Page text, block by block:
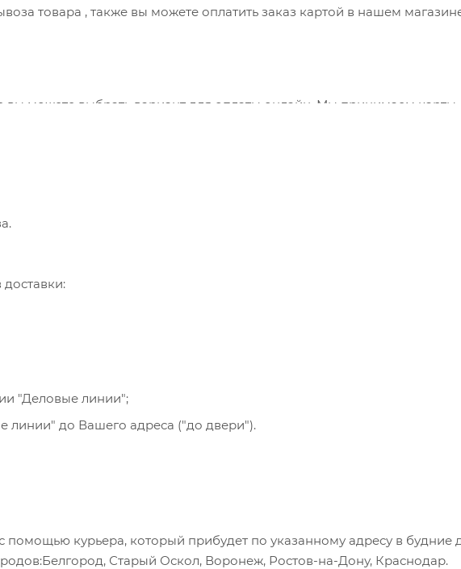
товара , также вы можете оплатить заказ картой в нашем
вы можете выбрать вариант для оплаты онлайн. Мы принимаем карты
через сервис "ЮКасса" ("Яндекс.Касса").
способ "Банковский перевод", при этом будет сформирован
"Деловые линии";
линии" до Вашего адреса ("до двери").
помощью курьера, который прибудет по указанному адресу в будние
Старый Оскол, Воронеж, Ростов-на-Дону, Краснодар.